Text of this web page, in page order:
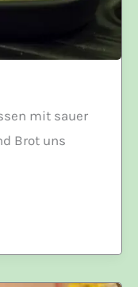
mit sauer
Brot uns